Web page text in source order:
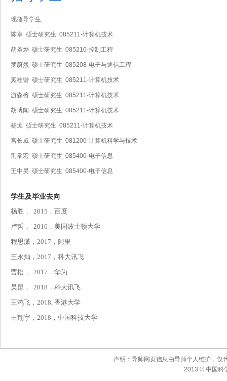
现指导学生
陈卓 硕士研究生 085211-计算机技术
胡圣烨 硕士研究生 085210-控制工程
罗蔚然 硕士研究生 085208-电子与通信工程
奚桂锴 硕士研究生 085211-计算机技术
游森榕 硕士研究生 085211-计算机技术
胡博闻 硕士研究生 085211-计算机技术
杨戈 硕士研究生 085211-计算机技术
宫长威 硕士研究生 081200-计算机科学与技术
荆常宏 硕士研究生 085400-电子信息
王中昊 硕士研究生 085400-电子信息
学生及毕业去向
杨胜， 2015，百度
卢哲， 2016 ，美国波士顿大学
程思潇，2017，阿里
王永灿，2017，科大讯飞
曹松， 2017，华为
吴昆， 2018，科大讯飞
王鸿飞，2018, 香港大学
王翔宇，2018，中国科技大学
声明：导师网页信息由导师个人维护，仅
2013 © 中国科